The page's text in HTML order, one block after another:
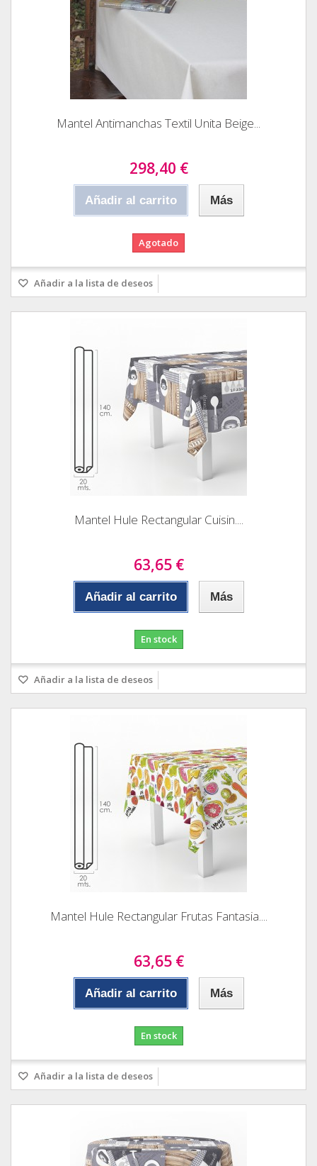
Mantel Antimanchas Textil Unita Beige...
298,40 €
Añadir al carrito Más
Agotado
Añadir a la lista de deseos
Mantel Hule Rectangular Cuisin....
63,65 €
Añadir al carrito Más
En stock
Añadir a la lista de deseos
Mantel Hule Rectangular Frutas Fantasia....
63,65 €
Añadir al carrito Más
En stock
Añadir a la lista de deseos